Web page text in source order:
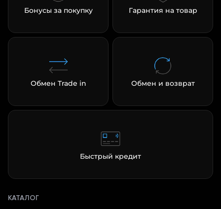
Бонусы за покупку Гарантия на товар
Обмен Trade in Обмен и возврат
Быстрый кредит
КАТАЛОГ